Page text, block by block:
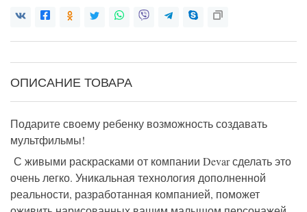
ОПИСАНИЕ ТОВАРА
Подарите своему ребенку возможность создавать
мультфильмы!
С живыми раскрасками от компании Devar сделать это
очень легко. Уникальная технология дополненной
реальности, разработанная компанией, поможет